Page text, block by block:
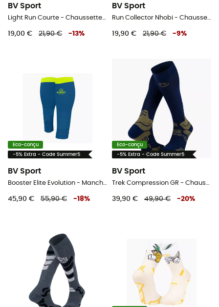
BV Sport
Light Run Courte - Chaussettes running
19,00 € 21,90 € -13%
BV Sport
Run Collector Nhobi - Chaussettes running
19,90 € 21,90 € -9%
Eco-conçu
-5% Extra - Code Summer5
BV Sport
Booster Elite Evolution - Manchons de compression
45,90 € 55,90 € -18%
Eco-conçu
-5% Extra - Code Summer5
BV Sport
Trek Compression GR - Chaussettes randonnée
39,90 € 49,90 € -20%